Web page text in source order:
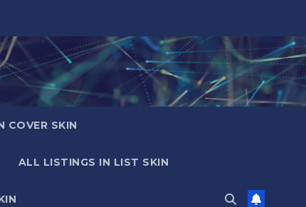
COVER SKIN
ALL LISTINGS IN LIST SKIN